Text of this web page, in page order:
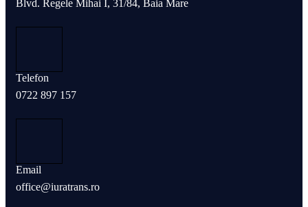
Blvd. Regele Mihai I, 31/84, Baia Mare
Telefon
0722 897 157
Email
office@iuratrans.ro